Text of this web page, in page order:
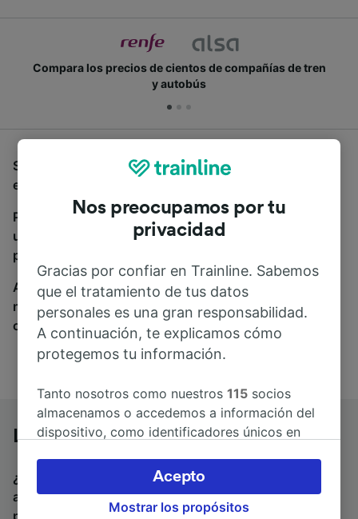
Compara los precios de cientos de compañías de tren
y autobús
Si estás buscando autobuses de León a Santander,
estás en el sitio adecuado.
Para encontrar billetes de autobús, simplemente haz
una búsqueda y nosotros compararemos horarios y
precios tanto de tren como de autobús.
A donde quiera que vayas, tu viaje empieza con
nosotros. Encuentra billetes de más de 170
compañías de tren y autobús.
León a Santander en autobús
¿Estás buscando un billete de vuelta para volver en
autobús? Visitaautobuses de Santander a León.Si
prefieres viajar en tren, visitatrenes de León a
Nos preocupamos por tu
privacidad
Gracias por confiar en Trainline. Sabemos
que el tratamiento de tus datos
personales es una gran responsabilidad.
A continuación, te explicamos cómo
protegemos tu información.
Tanto nosotros como nuestros115 socios
almacenamos o accedemos a información del
dispositivo, como identificadores únicos en
Puedes aceptar o administrar tus preferencias
haciendo clic abajo, incluido el derecho de
oposición en función de tu interés legítimo o,
Mostrar los propósitos
Acepto